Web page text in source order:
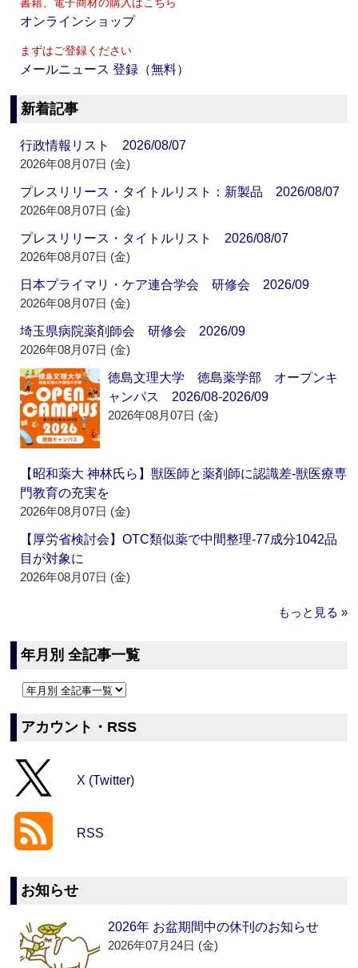
書籍、電子商材の購入はこちら
オンラインショップ
まずはご登録ください
メールニュース 登録（無料）
新着記事
行政情報リスト 2026/08/07
2026年08月07日 (金)
プレスリリース・タイトルリスト：新製品 2026/08/07
2026年08月07日 (金)
プレスリリース・タイトルリスト 2026/08/07
2026年08月07日 (金)
日本プライマリ・ケア連合学会 研修会 2026/09
2026年08月07日 (金)
埼玉県病院薬剤師会 研修会 2026/09
2026年08月07日 (金)
徳島文理大学 徳島薬学部 オープンキ
ャンパス 2026/08-2026/09
2026年08月07日 (金)
【昭和薬大 神林氏ら】獣医師と薬剤師に認識差‐獣医療専
門教育の充実を
2026年08月07日 (金)
【厚労省検討会】OTC類似薬で中間整理‐77成分1042品
目が対象に
2026年08月07日 (金)
もっと見る »
年月別 全記事一覧
アカウント・RSS
X (Twitter)
RSS
お知らせ
2026年 お盆期間中の休刊のお知らせ
2026年07月24日 (金)